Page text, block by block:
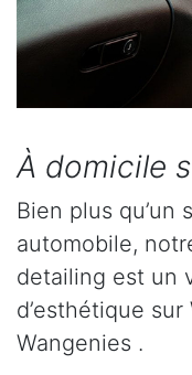
À domicile
Bien plus qu’un
automobile,
detailing est un
d’esthétique
Wangenies .